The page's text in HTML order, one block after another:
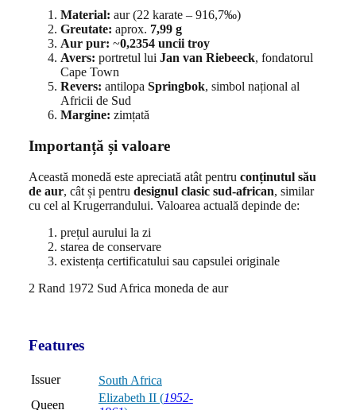
Material: aur (22 karate – 916,7‰)
Greutate: aprox. 7,99 g
Aur pur: ~0,2354 uncii troy
Avers: portretul lui Jan van Riebeeck, fondatorul
Cape Town
Revers: antilopa Springbok, simbol național al
Africii de Sud
Margine: zimțată
Importanță și valoare
Această monedă este apreciată atât pentru conținutul său
de aur, cât și pentru designul clasic sud-african, similar
cu cel al Krugerrandului. Valoarea actuală depinde de:
prețul aurului la zi
starea de conservare
existența certificatului sau capsulei originale
2 Rand 1972 Sud Africa moneda de aur
Features
Issuer
South Africa
Queen
Elizabeth II (1952-